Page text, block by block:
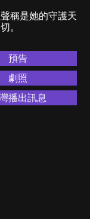
稱是她的守護天
。
預告
劇照
播出訊息